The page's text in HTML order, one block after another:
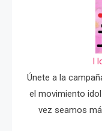
I
Únete a la
el movimiento
vez seamos